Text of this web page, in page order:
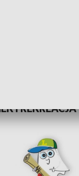
I REKREACJA